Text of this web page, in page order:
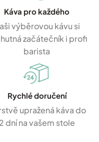
Káva pro každého
výběrovou kávu si
začátečník i profi
barista
Rychlé doručení
upražená káva do
2 dní na vašem stole